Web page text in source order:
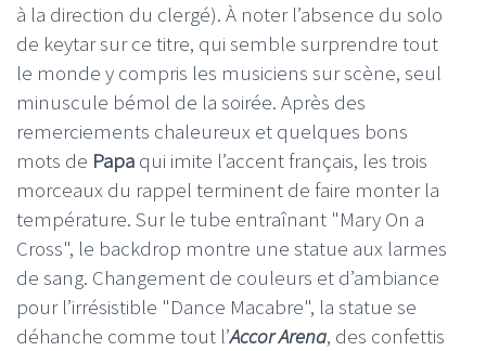
à la direction du clergé). À noter l’absence du solo
de keytar sur ce titre, qui semble surprendre tout
le monde y compris les musiciens sur scène, seul
minuscule bémol de la soirée. Après des
remerciements chaleureux et quelques bons
mots de Papa qui imite l’accent français, les trois
morceaux du rappel terminent de faire monter la
température. Sur le tube entraînant "Mary On a
Cross", le backdrop montre une statue aux larmes
de sang. Changement de couleurs et d’ambiance
pour l’irrésistible "Dance Macabre", la statue se
déhanche comme tout l’Accor Arena, des confettis